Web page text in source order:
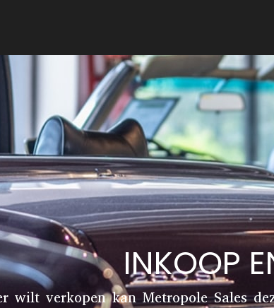
INKOOP
wilt verkopen kan Metropole Sales